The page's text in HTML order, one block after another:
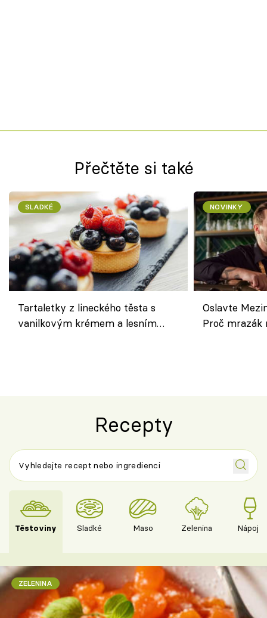
Přečtěte si také
SLADKÉ
Tartaletky z lineckého těsta s
vanilkovým krémem a lesním
NOVINKY
Oslavte
Proč
Recepty
Těstoviny Sladké Maso Zelenina Nápoje
ZELENINA